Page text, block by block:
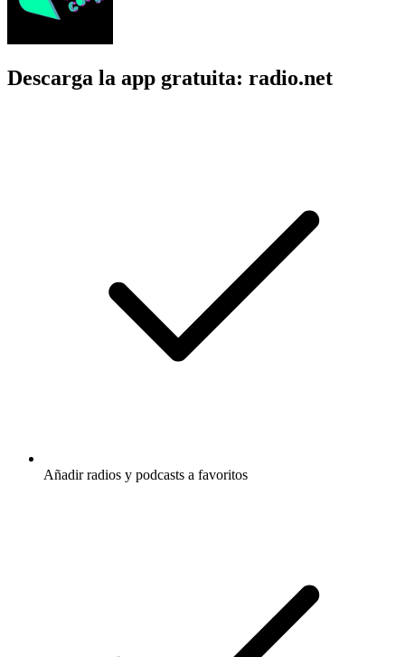
Descarga la app gratuita: radio.net
Añadir radios y podcasts a favoritos